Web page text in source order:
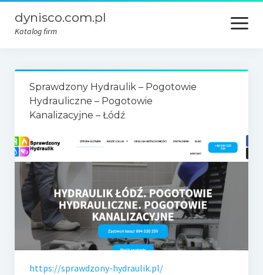
dynisco.com.pl
Katalog firm
open
menu
Sprawdzony Hydraulik – Pogotowie
Hydrauliczne – Pogotowie
Kanalizacyjne – Łódź
https://sprawdzony-hydraulik.pl/